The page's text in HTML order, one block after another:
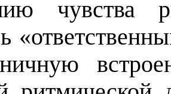
чувства